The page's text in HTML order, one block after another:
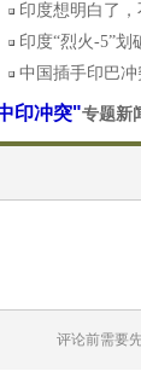
印度想明白了
印度“烈火-5”
中国插手印巴
印冲突"专题新
评论前需要